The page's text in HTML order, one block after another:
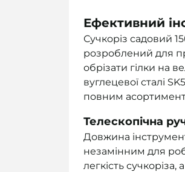
Ефективний
Сучкоріз садовий
розроблений для
обрізати гілки на
вуглецевої сталі
повним
Телескопічна
Довжина
незамінним для
легкість